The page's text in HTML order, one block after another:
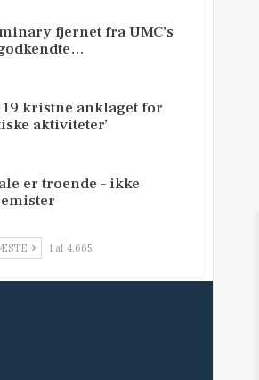
fjernet fra UMC’s
kristne anklaget for
aktiviteter’
er troende – ikke
1 af 4.665